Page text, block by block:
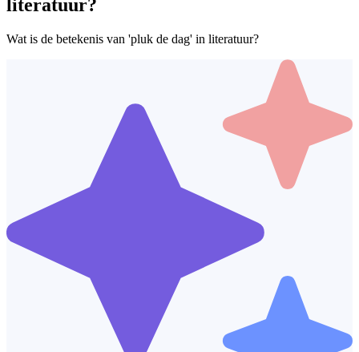
literatuur?
Wat is de betekenis van 'pluk de dag' in literatuur?